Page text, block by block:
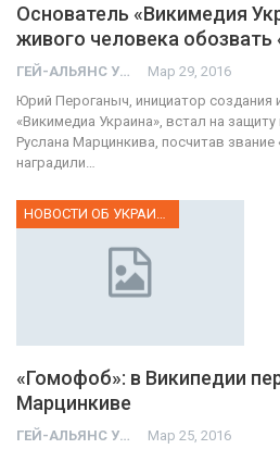
Основатель «Викимедия
живого человека
ГЕЙ-АЛЬЯНС УКРАИНА Мар 29, 2016
Юрий Пероганыч, инициатор создания
«Викимедиа Украина», встал на
Руслана Марцинкива, посчитав
наградили…
НОВОСТИ ОБ УКРАИНЕ
«Гомофоб»: в Википедии
Марцинкиве
ГЕЙ-АЛЬЯНС УКРАИНА Мар 25, 2016